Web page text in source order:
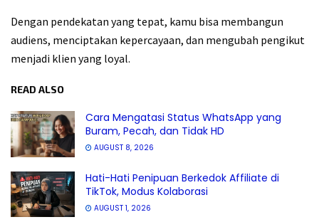
Dengan pendekatan yang tepat, kamu bisa membangun
audiens, menciptakan kepercayaan, dan mengubah pengikut
menjadi klien yang loyal.
READ ALSO
Cara Mengatasi Status WhatsApp yang
Buram, Pecah, dan Tidak HD
AUGUST 8, 2026
Hati-Hati Penipuan Berkedok Affiliate di
TikTok, Modus Kolaborasi
AUGUST 1, 2026